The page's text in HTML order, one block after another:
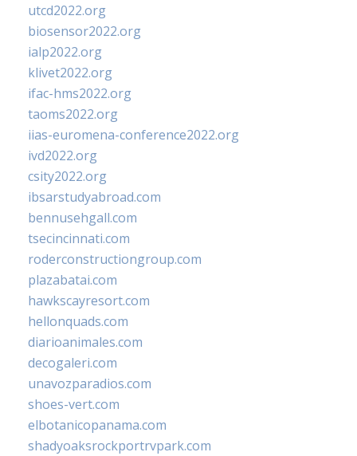
utcd2022.org
biosensor2022.org
ialp2022.org
klivet2022.org
ifac-hms2022.org
taoms2022.org
iias-euromena-conference2022.org
ivd2022.org
csity2022.org
ibsarstudyabroad.com
bennusehgall.com
tsecincinnati.com
roderconstructiongroup.com
plazabatai.com
hawkscayresort.com
hellonquads.com
diarioanimales.com
decogaleri.com
unavozparadios.com
shoes-vert.com
elbotanicopanama.com
shadyoaksrockportrvpark.com